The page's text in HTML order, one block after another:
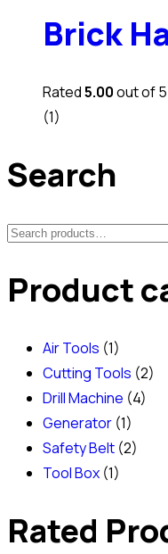
Brick
Rated5.00out of 5
(1)
Search
Search
Product
Air Tools (1)
Cutting Tools (2)
Drill Machine (4)
Generator (1)
Safety Belt (2)
Tool Box (1)
Rated